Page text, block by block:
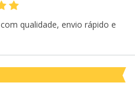
qualidade, envio rápido e